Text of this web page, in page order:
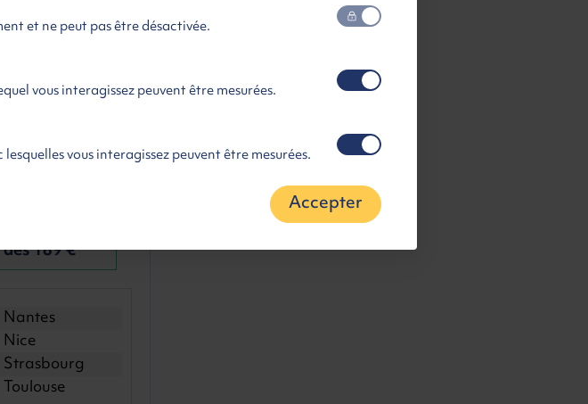
Automatique
dès 189 €HT
Nantes
Nice
Strasbourg
Toulouse
et ne peut pas être désactivée.
vous interagissez peuvent être mesurées.
vous interagissez peuvent être mesurées.
Accepter